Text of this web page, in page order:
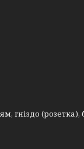
гніздо (розетка),